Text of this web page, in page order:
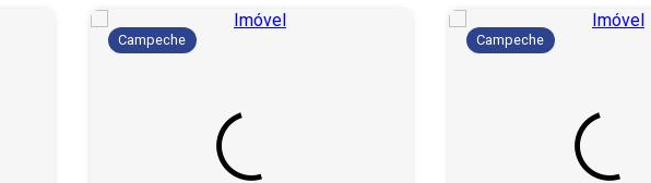
Campeche Campeche